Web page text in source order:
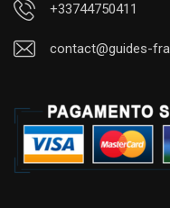
+33744750411
contact@guides-